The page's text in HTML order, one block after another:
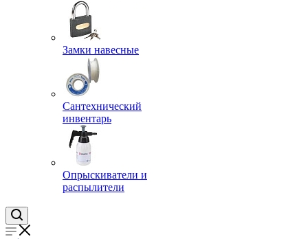
Замки навесные
Сантехнический
инвентарь
Опрыскиватели и
распылители